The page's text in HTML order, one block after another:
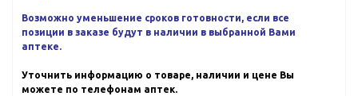
Возможно уменьшение сроков готовности, если все
позиции в заказе будут в наличии в выбранной Вами
аптеке.
Уточнить информацию о товаре, наличии и цене Вы
можете по телефонам аптек.